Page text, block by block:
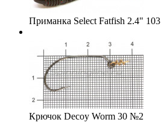
Приманка Select Fatfish 2.4" 103
Крючок Decoy Worm 30 №2